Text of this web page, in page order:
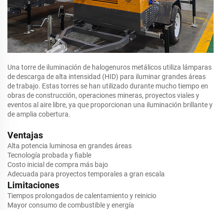
Una torre de iluminación de halogenuros metálicos utiliza lámparas
de descarga de alta intensidad (HID) para iluminar grandes áreas
de trabajo. Estas torres se han utilizado durante mucho tiempo en
obras de construcción, operaciones mineras, proyectos viales y
eventos al aire libre, ya que proporcionan una iluminación brillante y
de amplia cobertura.
Ventajas
Alta potencia luminosa en grandes áreas
Tecnología probada y fiable
Costo inicial de compra más bajo
Adecuada para proyectos temporales a gran escala
Limitaciones
Tiempos prolongados de calentamiento y reinicio
Mayor consumo de combustible y energía